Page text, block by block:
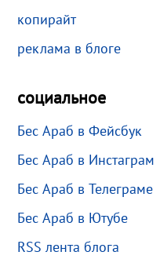
копирайт
реклама в блоге
социальное
Бес Араб в Фейсбук
Бес Араб в Инстаграм
Бес Араб в Телеграме
Бес Араб в Ютубе
RSS лента блога